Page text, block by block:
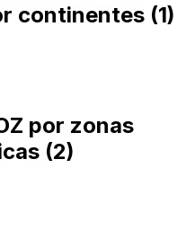
continentes (1)
por zonas
(2)